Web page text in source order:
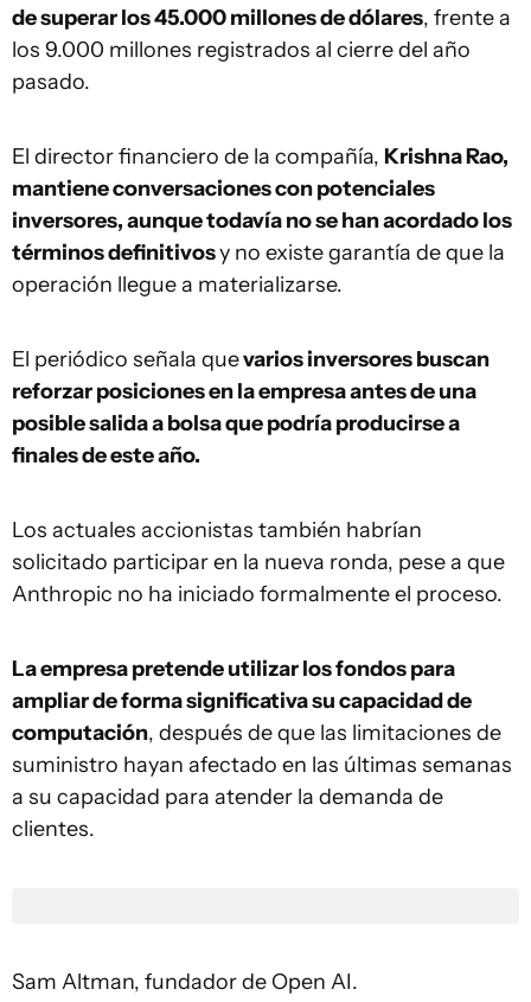
de superar los 45.000 millones de dólares, frente a
los 9.000 millones registrados al cierre del año
pasado.
El director financiero de la compañía, Krishna Rao,
mantiene conversaciones con potenciales
inversores, aunque todavía no se han acordado los
términos definitivosy no existe garantía de que la
operación llegue a materializarse.
El periódico señala quevarios inversores buscan
reforzar posiciones en la empresa antes de una
posible salida a bolsa que podría producirse a
finales de este año.
Los actuales accionistas también habrían
solicitado participar en la nueva ronda, pese a que
Anthropic no ha iniciado formalmente el proceso.
La empresa pretende utilizar los fondos para
ampliar de forma significativa su capacidad de
computación, después de que las limitaciones de
suministro hayan afectado en las últimas semanas
a su capacidad para atender la demanda de
clientes.
Sam Altman, fundador de Open AI.